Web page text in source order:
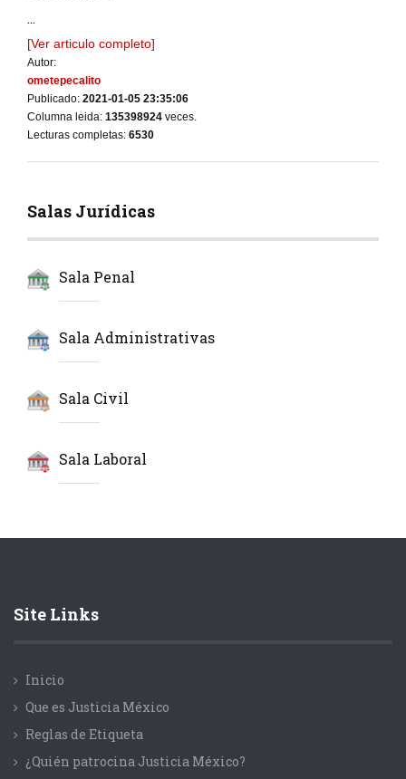
...
[Ver articulo completo]
Autor:
ometepecalito
Publicado: 2021-01-05 23:35:06
Columna leida: 135398924 veces.
Lecturas completas: 6530
Salas Jurídicas
Sala Penal
Sala Administrativas
Sala Civil
Sala Laboral
Site Links
Inicio
Que es Justicia México
Reglas de Etiqueta
¿Quién patrocina Justicia México?